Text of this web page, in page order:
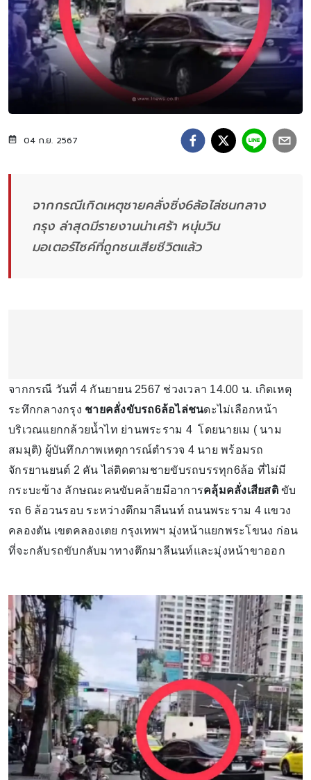
04 ก.ย. 2567
จากกรณีเกิดเหตุชายคลั่งซิ่ง6ล้อไล่ชนกลาง
กรุง ล่าสุดมีรายงานน่าเศร้า หนุ่มวิน
มอเตอร์ไซค์ที่ถูกชนเสียชีวิตแล้ว
จากกรณี วันที่ 4 กันยายน 2567 ช่วงเวลา 14.00 น. เกิดเหตุ
ระทึกกลางกรุง ชายคลั่งขับรถ6ล้อไล่ชนดะไม่เลือกหน้า
บริเวณแยกกล้วยน้ำไท ย่านพระราม 4 โดยนายเม ( นาม
สมมุติ) ผู้บันทึกภาพเหตุการณ์ตำรวจ 4 นาย พร้อมรถ
จักรยานยนต์ 2 คัน ไล่ติดตามชายขับรถบรรทุก6ล้อ ที่ไม่มี
กระบะข้าง ลักษณะคนขับคล้ายมีอาการคลุ้มคลั่งเสียสติขับ
รถ 6 ล้อวนรอบ ระหว่างตึกมาลีนนท์ ถนนพระราม 4 แขวง
คลองตัน เขตคลองเตย กรุงเทพฯ มุ่งหน้าแยกพระโขนง ก่อน
ที่จะกลับรถขับกลับมาทางตึกมาลีนนท์และมุ่งหน้าขาออก